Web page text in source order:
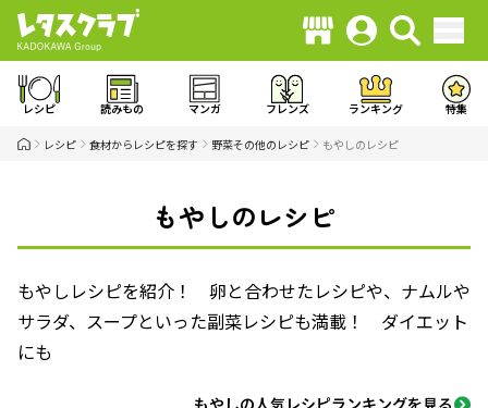
レシピ 読みもの マンガ フレンズ ランキング 特集
レシピ 食材からレシピを探す 野菜その他のレシピ もやしのレシピ
もやしのレシピ
もやしレシピを紹介！ 卵と合わせたレシピや、ナムルや
サラダ、スープといった副菜レシピも満載！ ダイエット
にも
もやしの人気レシピランキングを見る